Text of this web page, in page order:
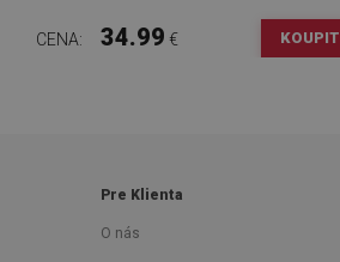
CENA: 34.99 € KOUPIT
Pre Klienta
O nás